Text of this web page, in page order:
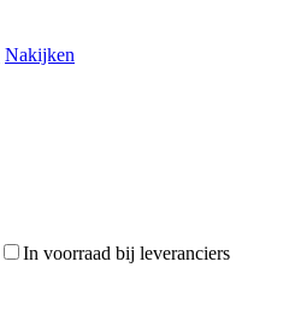
Nakijken
In voorraad bij leveranciers